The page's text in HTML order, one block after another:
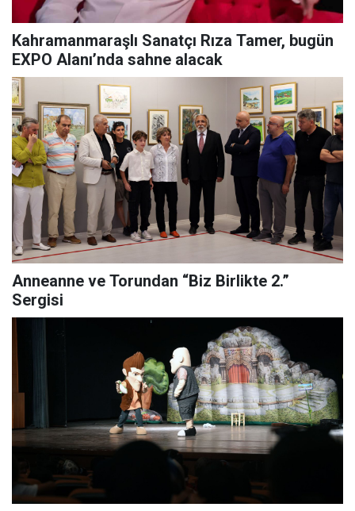
Kahramanmaraşlı Sanatçı Rıza Tamer, bugün
EXPO Alanı’nda sahne alacak
Anneanne ve Torundan “Biz Birlikte 2.”
Sergisi